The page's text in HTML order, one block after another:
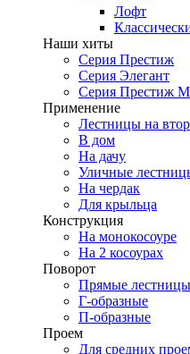
Лофт
Наши хиты
Серия Престиж
Серия Элегант
Серия Престиж
Применение
Лестницы на
В дом
На дачу
Уличные
На чердак
Для крыльца
Конструкция
На монокосоуре
На 2 косоурах
Поворот
Прямые лестницы
Г-образные
П-образные
Проем
Для средних